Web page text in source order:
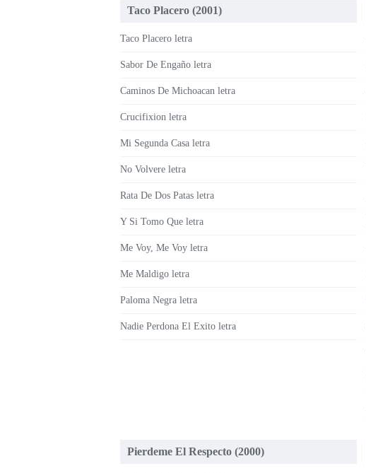
Taco Placero (2001)
Taco Placero letra
Sabor De Engaño letra
Caminos De Michoacan letra
Crucifixion letra
Mi Segunda Casa letra
No Volvere letra
Rata De Dos Patas letra
Y Si Tomo Que letra
Me Voy, Me Voy letra
Me Maldigo letra
Paloma Negra letra
Nadie Perdona El Exito letra
Pierdeme El Respecto (2000)